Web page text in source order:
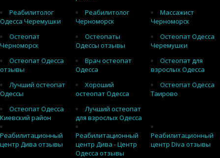
Реабилитолог
Одесса Черемушки
Реабилитолог
Черноморск
Массажист
Черноморск
Остеопат
Черноморск
Остеопаты
Одессы отзывы
Остеопат Одесса
Черемушки
Остеопат Одесса
отзывы
Врач остеопат
Одесса
Остеопат для
взрослых Одесса
Лучший остеопат
Одессы
Хороший
остеопат Одесса
Остеопат Одесса
Таирово
Остеопат Одесса
Киевский район
Лучший остеопат
для взрослых Одесса
Реабилитационный
центр Дива отзывы
Реабилитационный
центр Дива - Центр
Одесса отзывы
Реабилитационный
центр Diva отзывы